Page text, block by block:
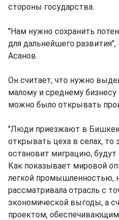
стороны государства.
"Нам нужно сохранить
для дальнейшего
Асанов.
Он считает, что нужно
малому и среднему
можно было открывать
"Люди приезжают в Бишкек
открывать цеха в селах, то
остановит миграцию,
Как показывает мировой
легкой промышленностью,
рассматривала отрасль с
экономической выгоды, а
проектом, обеспечивающим